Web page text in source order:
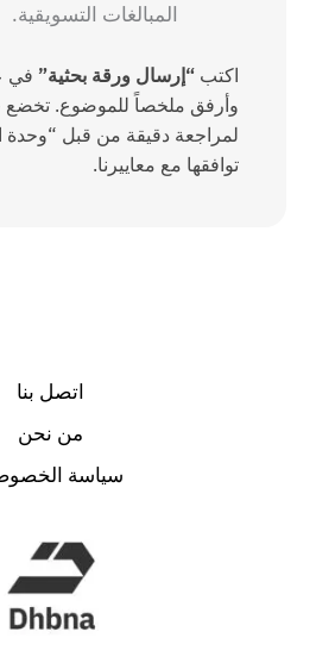
المبالغات التسويقية.
اكتب“إرسال ورقة بحثية” في
وأرفق ملخصاً للموضوع. تخضع
لمراجعة دقيقة من قبل “وحدة
توافقها مع معاييرنا.
اتصل بنا
من نحن
سياسة